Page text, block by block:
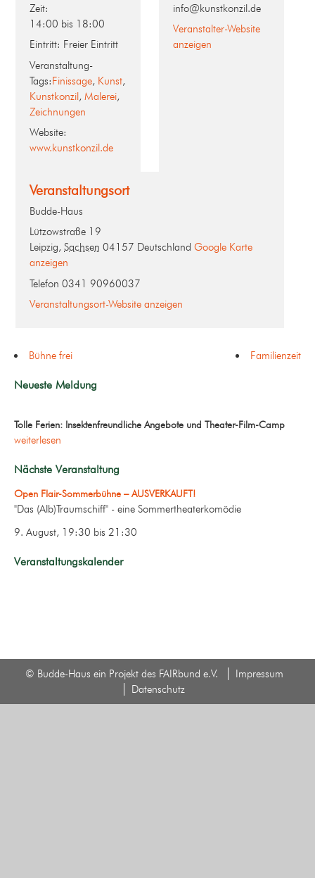
Zeit:
14:00 bis 18:00
Eintritt: Freier Eintritt
Veranstaltung-
Tags:Finissage, Kunst,
Kunstkonzil, Malerei,
Zeichnungen
Website:
www.kunstkonzil.de
Veranstaltungsort
Budde-Haus
Lützowstraße 19
Leipzig, Sachsen 04157 Deutschland Google Karte
anzeigen
Telefon 0341 90960037
Veranstaltungsort-Website anzeigen
info@kunstkonzil.de
Veranstalter-Website
anzeigen
Bühne frei Familienzeit
Neueste Meldung
Tolle Ferien: Insektenfreundliche Angebote und Theater-Film-Camp
weiterlesen
Nächste Veranstaltung
Open Flair-Sommerbühne – AUSVERKAUFT!
"Das (Alb)Traumschiff" - eine Sommertheaterkomödie
9. August, 19:30 bis 21:30
Veranstaltungskalender
© Budde-Haus ein Projekt des FAIRbund e.V.
Impressum
Datenschutz